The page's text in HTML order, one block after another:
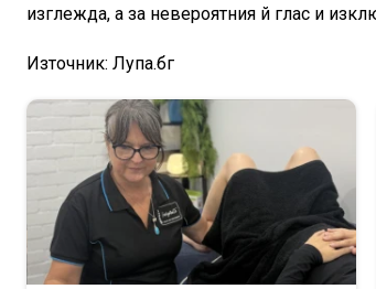
изглежда, а за невероятния й глас и
Източник: Лупа.бг